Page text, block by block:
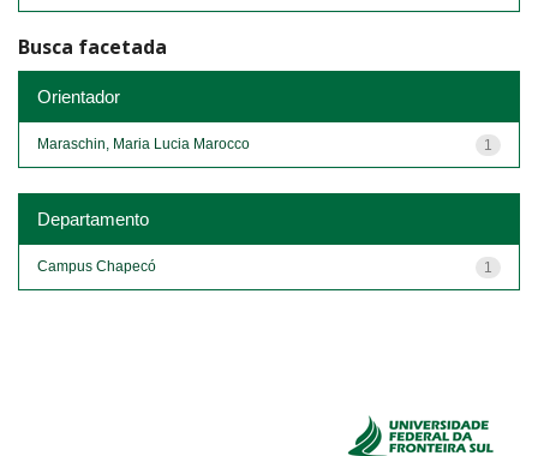
Busca facetada
Orientador
1
Maraschin, Maria Lucia Marocco
Departamento
1
Campus Chapecó